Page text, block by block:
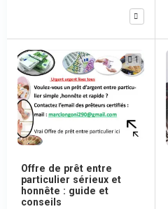
1
Offre de prêt entre
particulier sérieux et
honnête : guide et
conseils